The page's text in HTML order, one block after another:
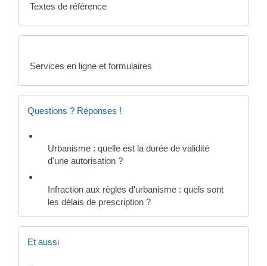
Textes de référence
Services en ligne et formulaires
Questions ? Réponses !
Urbanisme : quelle est la durée de validité
d'une autorisation ?
Infraction aux règles d'urbanisme : quels sont
les délais de prescription ?
Et aussi